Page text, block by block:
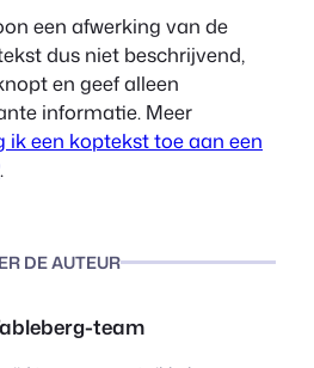
een afwerking van de
dus niet beschrijvend,
en geef alleen
informatie. Meer
ik een koptekst toe aan een
.
DE AUTEUR
team